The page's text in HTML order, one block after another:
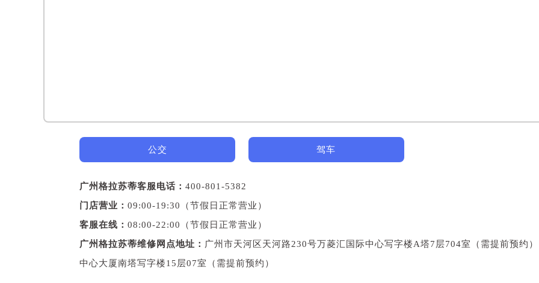
公交 驾车
广州格拉苏蒂客服电话： 400-801-5382
门店营业： 09:00-19:30（节假日正常营业）
客服在线： 08:00-22:00（节假日正常营业）
广州格拉苏蒂维修网点地址： 广州市天河区天河路230号万菱汇国际中心写字楼A塔7层704室（需提前预约
中心大厦南塔写字楼15层07室（需提前预约）